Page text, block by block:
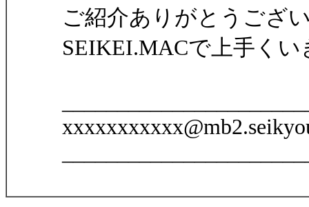
ご紹介ありがとうござ
SEIKEI.MACで上手く